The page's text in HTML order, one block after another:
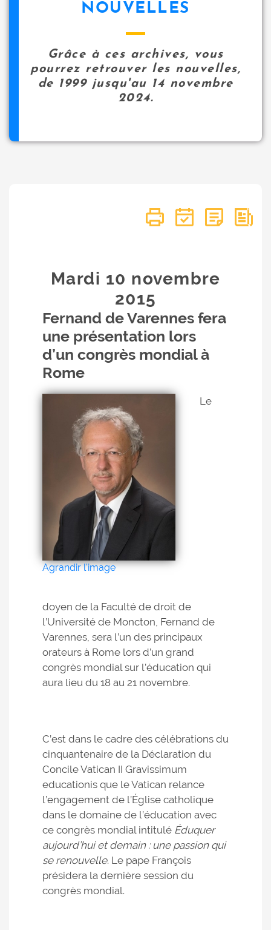
NOUVELLES
Grâce à ces archives, vous
pourrez retrouver les nouvelles,
de 1999 jusqu'au 14 novembre
2024.
Mardi 10 novembre
2015
Fernand de Varennes fera
une présentation lors
d’un congrès mondial à
Rome
Agrandir l'image
Le
doyen de la Faculté de droit de
l’Université de Moncton, Fernand de
Varennes, sera l’un des principaux
orateurs à Rome lors d’un grand
congrès mondial sur l’éducation qui
aura lieu du 18 au 21 novembre.
C’est dans le cadre des célébrations du
cinquantenaire de la Déclaration du
Concile Vatican II Gravissimum
educationis que le Vatican relance
l’engagement de l’Église catholique
dans le domaine de l’éducation avec
ce congrès mondial intitulé Éduquer
aujourd’hui et demain : une passion qui
se renouvelle. Le pape François
présidera la dernière session du
congrès mondial.